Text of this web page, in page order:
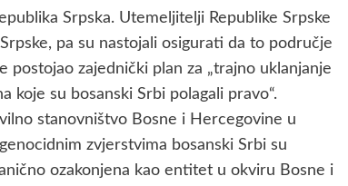
Srpska. Utemeljitelji Republike Srpske
pa su nastojali osigurati da to područje
zajednički plan za „trajno uklanjanje
koje su bosanski Srbi polagali pravo“.
stanovništvo Bosne i Hercegovine u
zvjerstvima bosanski Srbi su
ozakonjena kao entitet u okviru Bosne i